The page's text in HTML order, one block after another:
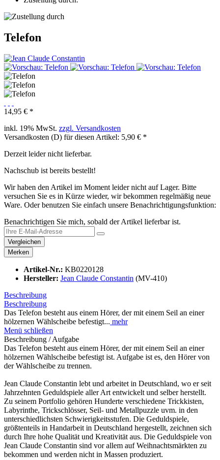
Telefon
14,95 € *
inkl. 19% MwSt. zzgl. Versandkosten
Versandkosten (D) für diesen Artikel: 5,90 € *
Derzeit leider nicht lieferbar.
Nachschub ist bereits bestellt!
Wir haben den Artikel im Moment leider nicht auf Lager. Bitte
versuchen Sie es in Kürze wieder, wir bekommen regelmäßig neue
Ware. Oder benutzen Sie einfach unsere Benachrichtigungsfunktion:
Benachrichtigen Sie mich, sobald der Artikel lieferbar ist.
Vergleichen
Merken
Artikel-Nr.: KB0220128
Hersteller: Jean Claude Constantin (MV-410)
Beschreibung
Beschreibung
Das Telefon besteht aus einem Hörer, der mit einem Seil an einer
hölzernen Wählscheibe befestigt... mehr
Menü schließen
Beschreibung / Aufgabe
Das Telefon besteht aus einem Hörer, der mit einem Seil an einer
hölzernen Wählscheibe befestigt ist. Aufgabe ist es, den Hörer von
der Wählscheibe zu trennen.
Jean Claude Constantin lebt und arbeitet in Deutschland, wo er seit
Jahrzehnten Geduldspiele aller Art entwickelt und selber herstellt.
Zu seinem Portfolio gehören Hunderte verschiedene Trickkisten,
Labyrinthe, Trickschlösser, Seil- und Metallpuzzle uvm. in den
unterschiedlichsten Schwierigkeitsstufen. Die Geduldspiele,
größtenteils in Handarbeit in Deutschland hergestellt, zeichnen sich
durch Ihre hohe Qualität und Kreativität aus. Die Geduldspiele von
Jean Claude Constantin sind vor allem auf Weihnachtsmärkten zu
bekommen und werden nicht in Massen produziert.